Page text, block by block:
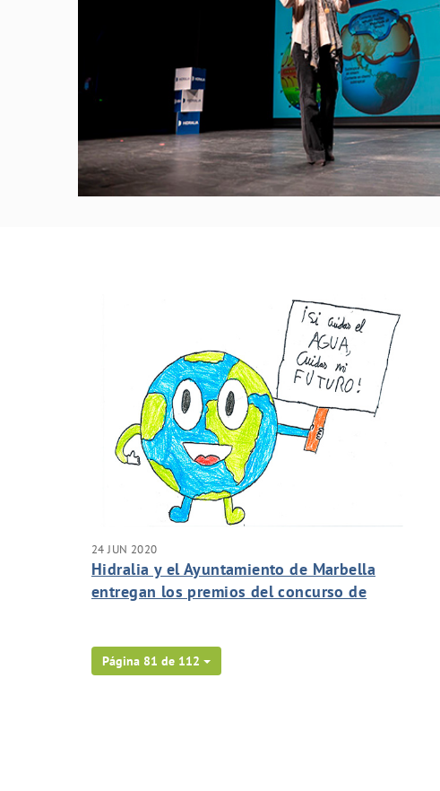
24 JUN 2020
Hidralia y el Ayuntamiento de Marbella
entregan los premios del concurso de
Página 81 de 112